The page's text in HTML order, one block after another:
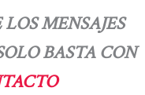
MENSAJES
BASTA CON